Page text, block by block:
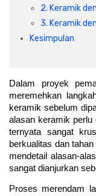
2. Keramik
3. Keramik
Kesimpulan
Dalam proyek
meremehkan
keramik sebelum
alasan keramik perlu
ternyata sangat
berkualitas dan
mendetail alasan-
sangat dianjurkan
Proses merendam